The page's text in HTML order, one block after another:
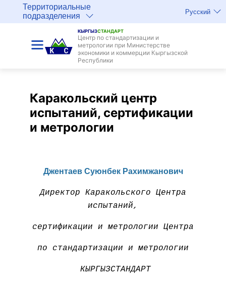
Территориальные
подразделения
Русский
КЫРГЫЗСТАНДАРТ
Центр по стандартизации и
метрологии при Министерстве
экономики и коммерции Кыргызской
Республики
Каракольский центр
испытаний, сертификации
и метрологии
Джентаев Суюнбек Рахимжанович
Директор Каракольского Центра
испытаний,
сертификации и метрологии Центра
по стандартизации и метрологии
КЫРГЫЗСТАНДАРТ